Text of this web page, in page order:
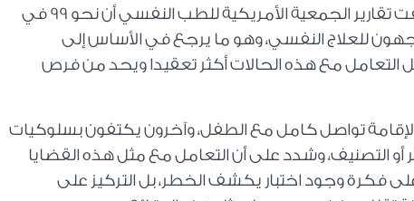
نفسية ثابتة يمكن القياس عليها بدقة، كما كشفت تقارير الجمعية الأمريكية للطب النفسي أن نحو 99 في
للعلاج النفسي، وهو ما يرجع في الأساس إلى
مع هذه الحالات أكثر تعقيدا ويحد من فرص
تواصل كامل مع الطفل، وآخرون يكتفون بسلوكيات
التصنيف، وشدد على أن التعامل مع مثل هذه القضايا
فكرة وجود اختبار يكشف الخطر، بل التركيز على